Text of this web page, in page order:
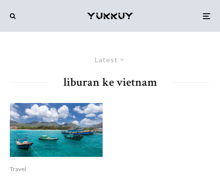
Latest
liburan ke vietnam
Travel